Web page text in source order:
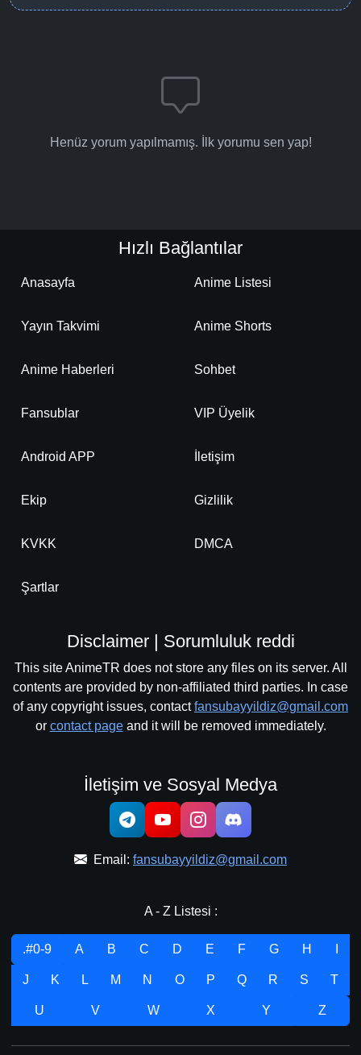
Henüz yorum yapılmamış. İlk yorumu sen yap!
Hızlı Bağlantılar
Anasayfa Anime Listesi
Yayın Takvimi Anime Shorts
Anime Haberleri Sohbet
Fansublar VIP Üyelik
Android APP İletişim
Ekip Gizlilik
KVKK DMCA
Şartlar
Disclaimer | Sorumluluk reddi
This site AnimeTR does not store any files on its server. All
contents are provided by non-affiliated third parties. In case
of any copyright issues, contactfansubayyildiz@gmail.com
or contact pageand it will be removed immediately.
İletişim ve Sosyal Medya
Email: fansubayyildiz@gmail.com
A - Z Listesi :
.#0-9 A B C D E F G H
J K L M N O P Q R S T
U V W X Y Z